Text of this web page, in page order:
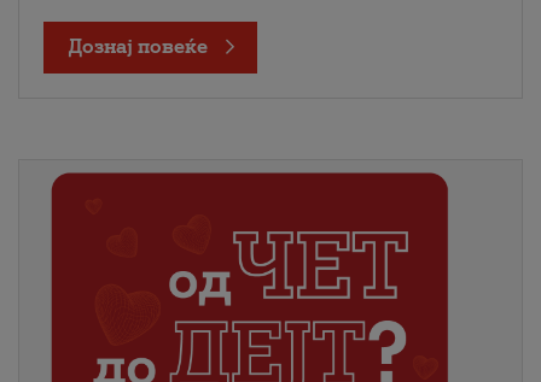
Дознај повеќе